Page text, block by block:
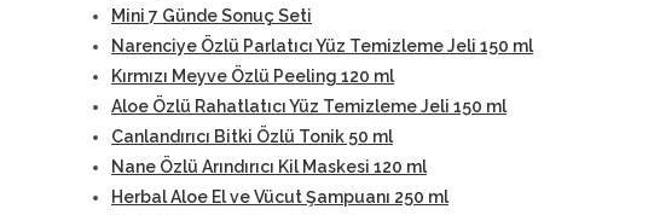
Mini 7 Günde Sonuç Seti
Narenciye Özlü Parlatıcı Yüz Temizleme Jeli 150 ml
Kırmızı Meyve Özlü Peeling 120 ml
Aloe Özlü Rahatlatıcı Yüz Temizleme Jeli 150 ml
Canlandırıcı Bitki Özlü Tonik 50 ml
Nane Özlü Arındırıcı Kil Maskesi 120 ml
Herbal Aloe El ve Vücut Şampuanı 250 ml